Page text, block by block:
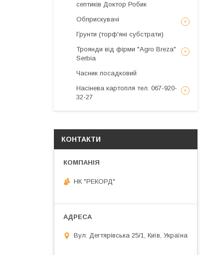
септиків Доктор Робик
Обприскувачі
Грунти (торф'яні субстрати)
Троянди від фірми "Agro Breza"
Serbia
Часник посадковий
Насінева картопля тел. 067-920-
32-27
КОНТАКТИ
НК "РЕКОРД"
Вул. Дегтярівська 25/1, Київ, Україна